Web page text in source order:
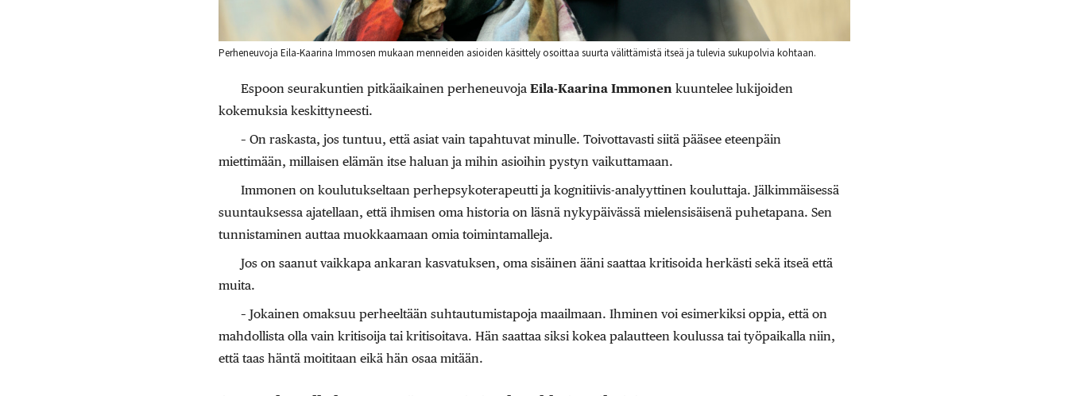
Perheneuvoja Eila-Kaarina Immosen mukaan menneiden asioiden käsittely osoittaa suurta välittämistä itseä ja tulevia sukupolvia kohtaan.
Espoon seurakuntien pitkäaikainen perheneuvojaEila-Kaarina Immonen kuuntelee lukijoiden
kokemuksia keskittyneesti.
– On raskasta, jos tuntuu, että asiat vain tapahtuvat minulle. Toivottavasti siitä pääsee eteenpäin
miettimään, millaisen elämän itse haluan ja mihin asioihin pystyn vaikuttamaan.
Immonen on koulutukseltaan perhepsykoterapeutti ja kognitiivis-analyyttinen kouluttaja. Jälkimmäisessä
suuntauksessa ajatellaan, että ihmisen oma historia on läsnä nykypäivässä mielensisäisenä puhetapana. Sen
tunnistaminen auttaa muokkaamaan omia toimintamalleja.
Jos on saanut vaikkapa ankaran kasvatuksen, oma sisäinen ääni saattaa kritisoida herkästi sekä itseä että
muita.
– Jokainen omaksuu perheeltään suhtautumistapoja maailmaan. Ihminen voi esimerkiksi oppia, että on
mahdollista olla vain kritisoija tai kritisoitava. Hän saattaa siksi kokea palautteen koulussa tai työpaikalla niin,
että taas häntä moititaan eikä hän osaa mitään.